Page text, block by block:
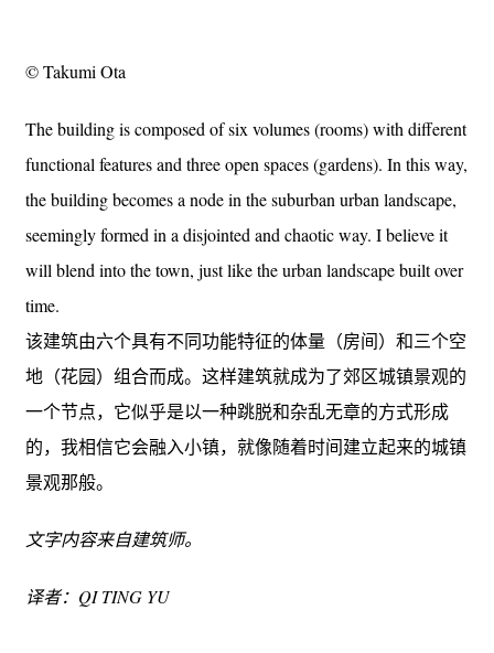
© Takumi Ota
The building is composed of six volumes (rooms) with different
functional features and three open spaces (gardens). In this way,
the building becomes a node in the suburban urban landscape,
seemingly formed in a disjointed and chaotic way. I believe it
will blend into the town, just like the urban landscape built over
time.
该建筑由六个具有不同功能特征的体量（房间）和三个空
地（花园）组合而成。这样建筑就成为了郊区城镇景观的
一个节点，它似乎是以一种跳脱和杂乱无章的方式形成
的，我相信它会融入小镇，就像随着时间建立起来的城镇
景观那般。
文字内容来自建筑师。
译者：QI TING YU